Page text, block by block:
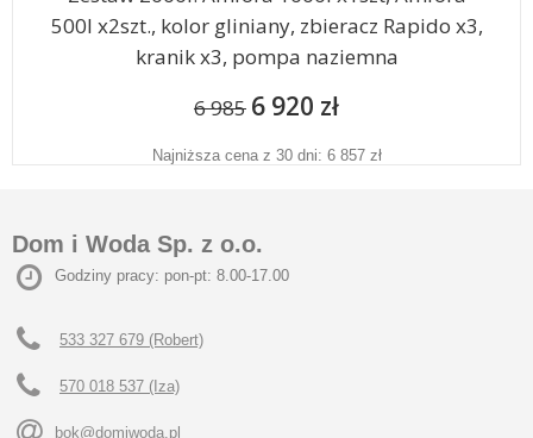
500l x2szt., kolor gliniany, zbieracz Rapido x3,
kranik x3, pompa naziemna
6 985 6 920 zł
Najniższa cena z 30 dni: 6 857 zł
Dom i Woda Sp. z o.o.
Godziny pracy: pon-pt: 8.00-17.00
533 327 679 (Robert)
570 018 537 (Iza)
bok@domiwoda.pl